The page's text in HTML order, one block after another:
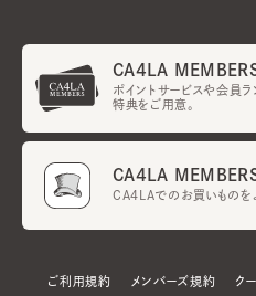
CA4LA
ポイントサービスや会員ラ
特典をご用意。
CA4LA
CA4LAでのお買いものを
ご利用規約 メンバーズ規約 ク